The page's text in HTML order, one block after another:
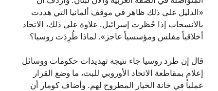
«الدليل على ذلك ظاهر في موقف ألمانيا التي هددت
بالانسحاب إذا حُظرت إسرائيل. علاوة على ذلك، الاتحاد
أخلاقياً مفلس ومؤسسياً عاجز». لماذا طُرِدَت روسيا؟
قال إن طرد روسيا جاء نتيجة تهديدات حكومات ووسائل
إعلام بمقاطعة الاتحاد الأوروبي للبث، ما وضع القرار
عملياً في خانة الخيار المطروح لهم. وأضاف كومار أن